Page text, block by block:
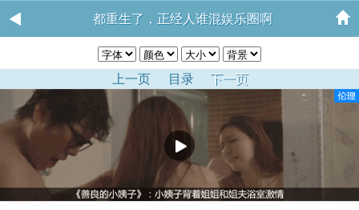
都重生了，正经人谁混娱乐圈啊
上一页 目录 下一页